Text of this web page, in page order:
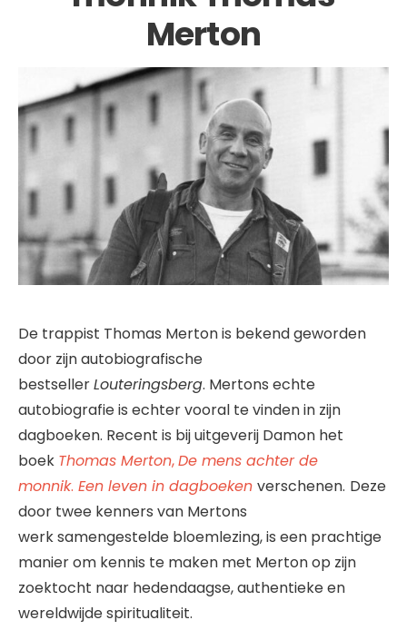
Merton
De trappist Thomas Merton is bekend geworden
door zijn autobiografische
bestsellerLouteringsberg. Mertons echte
autobiografie is echter vooral te vinden in zijn
dagboeken. Recent is bij uitgeverij Damon het
boek Thomas Merton,De mens achter de
monnik. Een leven in dagboeken verschenen. Deze
door twee kenners van Mertons
werk samengestelde bloemlezing, is een prachtige
manier om kennis te maken met Merton op zijn
zoektocht naar hedendaagse, authentieke en
wereldwijde spiritualiteit.